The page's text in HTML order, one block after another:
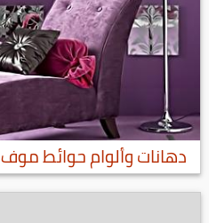
دهانات وألوام حوائط موف 2016